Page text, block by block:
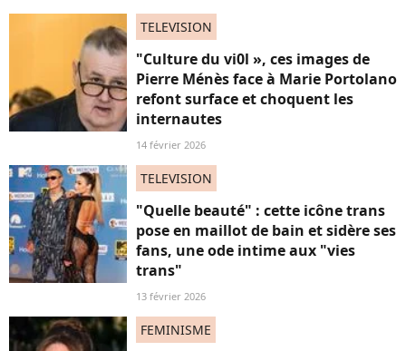
TELEVISION
"Culture du vi0l », ces images de
Pierre Ménès face à Marie Portolano
refont surface et choquent les
internautes
14 février 2026
TELEVISION
"Quelle beauté" : cette icône trans
pose en maillot de bain et sidère ses
fans, une ode intime aux "vies
trans"
13 février 2026
FEMINISME